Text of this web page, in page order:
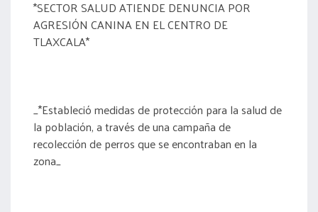
*SECTOR SALUD ATIENDE DENUNCIA POR
AGRESIÓN CANINA EN EL CENTRO DE
TLAXCALA*
_*Estableció medidas de protección para la salud de
la población, a través de una campaña de
recolección de perros que se encontraban en la
zona_